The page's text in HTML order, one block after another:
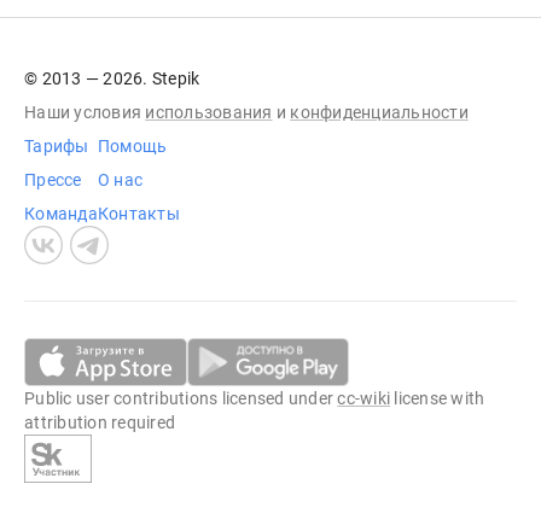
© 2013 — 2026. Stepik
Наши условия использования и конфиденциальности
Тарифы
Прессе
Команда
Помощь
О нас
Контакты
Public user contributions licensed undercc-wiki license with
attribution required